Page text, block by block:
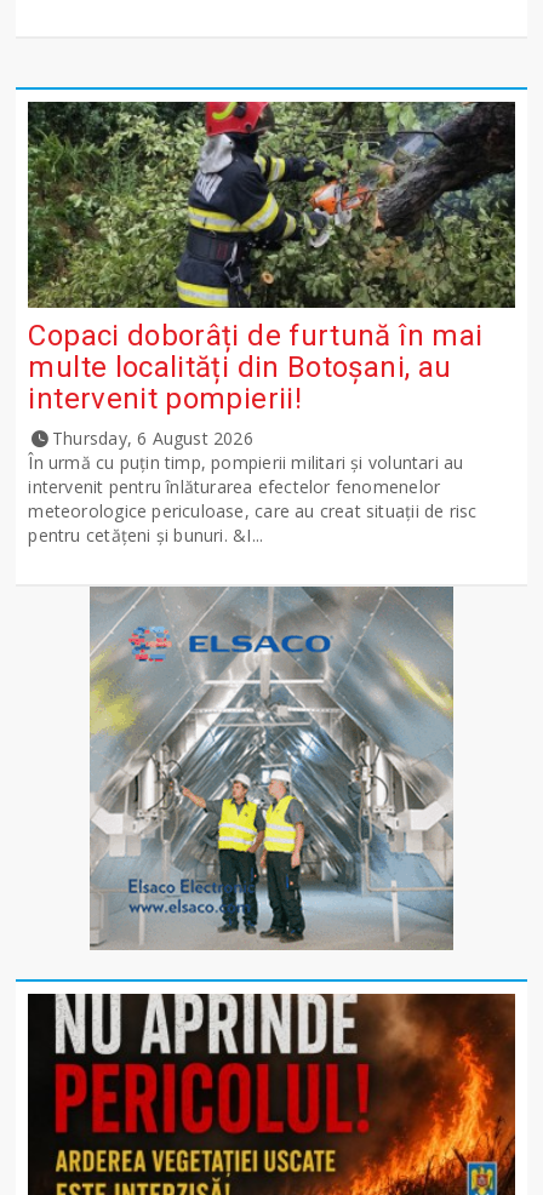
Copaci doborâți de furtună în mai
multe localități din Botoșani, au
intervenit pompierii!
Thursday, 6 August 2026
În urmă cu puțin timp, pompierii militari și voluntari au
intervenit pentru înlăturarea efectelor fenomenelor
meteorologice periculoase, care au creat situații de risc
pentru cetățeni și bunuri. &I...